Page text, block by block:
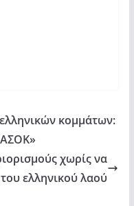
κομμάτων:
χωρίς να
ελληνικού λαού